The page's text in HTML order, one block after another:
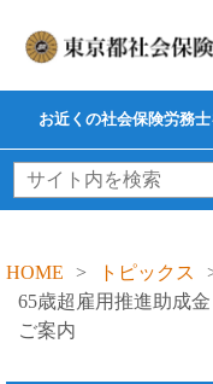
お近くの社会保険労務
HOME > トピックス
65歳超雇用推進助成
ご案内